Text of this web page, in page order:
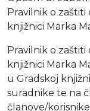
Pravilnik o zaštiti
knjižnici Marka
Pravilnik o zaštiti
knjižnici Marka
u Gradskoj
suradnike te na
članove/